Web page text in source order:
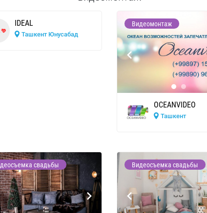
IDEAL
Ташкент Юнусабад
Видеомонтаж
OCEANVIDEO
Ташкент
свадьбы Видеосъемка свадьбы